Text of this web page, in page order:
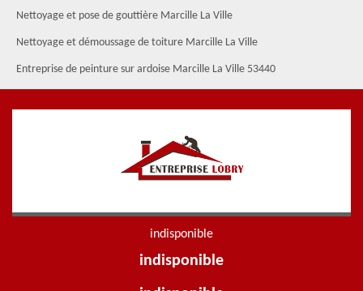
Nettoyage et pose de gouttière Marcille La Ville
Nettoyage et démoussage de toiture Marcille La Ville
Entreprise de peinture sur ardoise Marcille La Ville 53440
indisponible
indisponible